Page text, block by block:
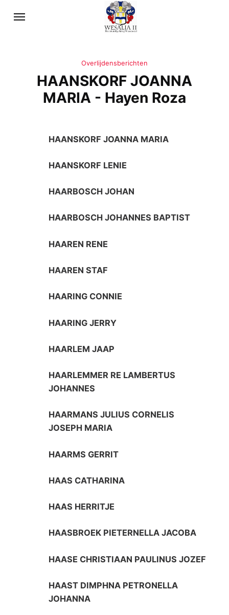
Overlijdensberichten
HAANSKORF JOANNA
MARIA - Hayen Roza
HAANSKORF JOANNA MARIA
HAANSKORF LENIE
HAARBOSCH JOHAN
HAARBOSCH JOHANNES BAPTIST
HAAREN RENE
HAAREN STAF
HAARING CONNIE
HAARING JERRY
HAARLEM JAAP
HAARLEMMER RE LAMBERTUS
JOHANNES
HAARMANS JULIUS CORNELIS
JOSEPH MARIA
HAARMS GERRIT
HAAS CATHARINA
HAAS HERRITJE
HAASBROEK PIETERNELLA JACOBA
HAASE CHRISTIAAN PAULINUS JOZEF
HAAST DIMPHNA PETRONELLA
JOHANNA